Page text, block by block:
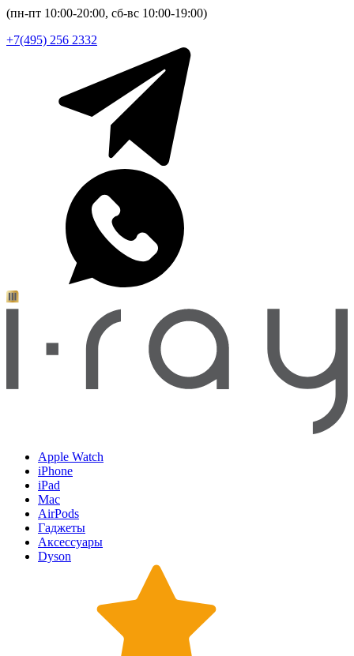
(пн-пт 10:00-20:00, сб-вс 10:00-19:00)
+7(495) 256 2332
Apple Watch
iPhone
iPad
Mac
AirPods
Гаджеты
Аксессуары
Dyson